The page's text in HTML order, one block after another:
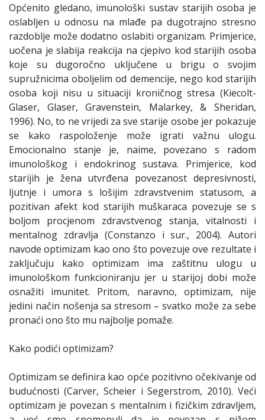
Općenito gledano, imunološki sustav starijih osoba je
oslabljen u odnosu na mlađe pa dugotrajno stresno
razdoblje može dodatno oslabiti organizam. Primjerice,
uočena je slabija reakcija na cjepivo kod starijih osoba
koje su dugoročno uključene u brigu o svojim
supružnicima oboljelim od demencije, nego kod starijih
osoba koji nisu u situaciji kroničnog stresa (Kiecolt-
Glaser, Glaser, Gravenstein, Malarkey, & Sheridan,
1996). No, to ne vrijedi za sve starije osobe jer pokazuje
se kako raspoloženje može igrati važnu ulogu.
Emocionalno stanje je, naime, povezano s radom
imunološkog i endokrinog sustava. Primjerice, kod
starijih je žena utvrđena povezanost depresivnosti,
ljutnje i umora s lošijim zdravstvenim statusom, a
pozitivan afekt kod starijih muškaraca povezuje se s
boljom procjenom zdravstvenog stanja, vitalnosti i
mentalnog zdravlja (Constanzo i sur., 2004). Autori
navode optimizam kao ono što povezuje ove rezultate i
zaključuju kako optimizam ima zaštitnu ulogu u
imunološkom funkcioniranju jer u starijoj dobi može
osnažiti imunitet. Pritom, naravno, optimizam, nije
jedini način nošenja sa stresom – svatko može za sebe
pronaći ono što mu najbolje pomaže.
Kako podići optimizam?
Optimizam se definira kao opće pozitivno očekivanje od
budućnosti (Carver, Scheier i Segerstrom, 2010). Veći
optimizam je povezan s mentalnim i fizičkim zdravljem,